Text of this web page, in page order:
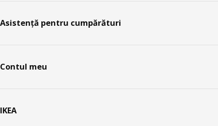
Asistență pentru cumpărături
Contul meu
IKEA